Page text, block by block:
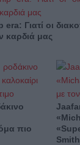
Γιατί οι
καρδιά μας
πιο
Smith